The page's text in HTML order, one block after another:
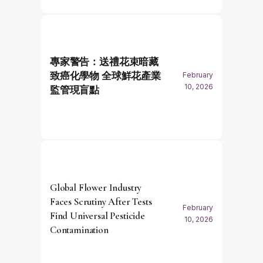
專家警告：送禮花束暗藏
致癌化學物 全球鮮花產業
監管現盲點
February
10, 2026
Global Flower Industry
Faces Scrutiny After Tests
Find Universal Pesticide
Contamination
February
10, 2026